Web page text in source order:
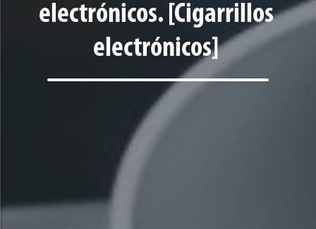
electrónicos. [Cigarrillos
electrónicos]